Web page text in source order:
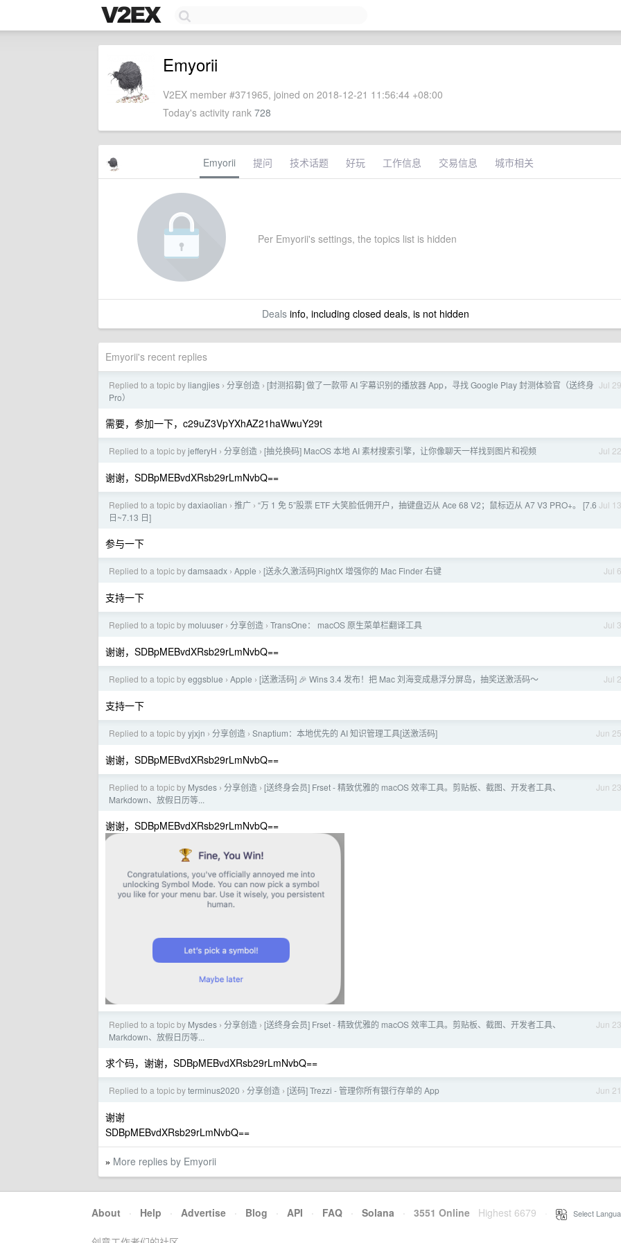
Emyorii
V2EX member #371965, joined on 2018-12-21 11:56:44 +08:00
Today's activity rank 728
Emyorii 提问 技术话题 好玩 工作信息 交易信息 城市相关
Per Emyorii's settings, the topics list is hidden
Dealsinfo, including closed deals, is not hidden
Emyorii's recent replies
Jul 29
Replied to a topic by liangjies › 分享创造 › [封测招募] 做了一款带 AI 字幕识别的播放器 App，寻找 Google Play 封测体验官（送终身
Pro）
需要，参加一下，c29uZ3VpYXhAZ21haWwuY29t
Jul 22
Replied to a topic byjefferyH › 分享创造 › [抽兑换码] MacOS 本地 AI 素材搜索引擎，让你像聊天一样找到图片和视频
谢谢，SDBpMEBvdXRsb29rLmNvbQ==
Jul 13
Replied to a topic bydaxiaolian › 推广 › “万 1 免 5”股票 ETF 大笑脸低佣开户，抽键盘迈从 Ace 68 V2；鼠标迈从 A7 V3 PRO+。 [7.6
日~7.13 日]
参与一下
Jul 6
Replied to a topic bydamsaadx › Apple › [送永久激活码]RightX 增强你的 Mac Finder 右键
支持一下
Jul 3
Replied to a topic by moluuser › 分享创造 › TransOne： macOS 原生菜单栏翻译工具
谢谢，SDBpMEBvdXRsb29rLmNvbQ==
Jul 2
Replied to a topic byeggsblue › Apple › [送激活码] 🎉 Wins 3.4 发布！把 Mac 刘海变成悬浮分屏岛，抽奖送激活码～
支持一下
Jun 25
Replied to a topic byyjxjn › 分享创造 › Snaptium：本地优先的 AI 知识管理工具[送激活码]
谢谢，SDBpMEBvdXRsb29rLmNvbQ==
Jun 23
Replied to a topic by Mysdes › 分享创造 › [送终身会员] Frset - 精致优雅的 macOS 效率工具。剪贴板、截图、开发者工具、
Markdown、放假日历等...
谢谢，SDBpMEBvdXRsb29rLmNvbQ==
Jun 23
Replied to a topic by Mysdes › 分享创造 › [送终身会员] Frset - 精致优雅的 macOS 效率工具。剪贴板、截图、开发者工具、
Markdown、放假日历等...
求个码，谢谢，SDBpMEBvdXRsb29rLmNvbQ==
Jun 21
Replied to a topic byterminus2020 › 分享创造 › [送码] Trezzi - 管理你所有银行存单的 App
谢谢
SDBpMEBvdXRsb29rLmNvbQ==
» More replies by Emyorii
About · Help · Advertise · Blog · API · FAQ · Solana · 3551 Online Highest 6679 Select